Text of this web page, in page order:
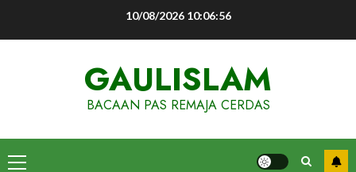
10/08/2026 10:06:57
GAULISLAM
BACAAN PAS REMAJA CERDAS
Primary